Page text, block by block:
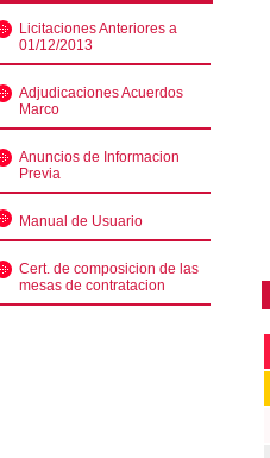
Licitaciones Anteriores a
01/12/2013
Adjudicaciones Acuerdos
Marco
Anuncios de Informacion
Previa
Manual de Usuario
Cert. de composicion de las
mesas de contratacion